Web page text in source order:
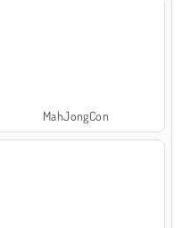
MahJongCon